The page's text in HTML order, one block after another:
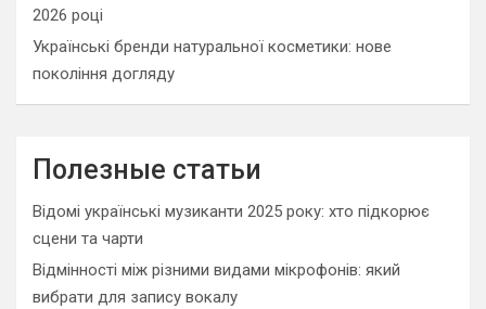
2026 році
Українські бренди натуральної косметики: нове
покоління догляду
Полезные статьи
Відомі українські музиканти 2025 року: хто підкорює
сцени та чарти
Відмінності між різними видами мікрофонів: який
вибрати для запису вокалу